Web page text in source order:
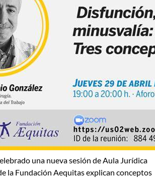
una nueva sesión deAula Jurídica
la Fundación Aequitasexplican conceptos